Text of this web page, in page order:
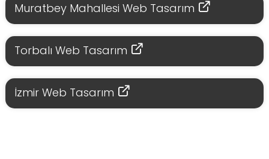
Muratbey Mahallesi Web Tasarım
Torbalı Web Tasarım
İzmir Web Tasarım